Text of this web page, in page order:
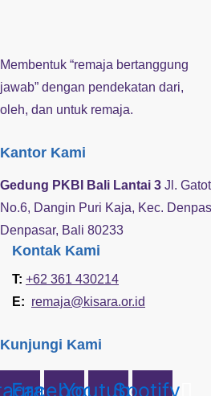
Membentuk “remaja bertanggung
jawab” dengan pendekatan dari,
oleh, dan untuk remaja.
Kantor Kami
Gedung PKBI Bali Lantai 3 Jl.
No.6, Dangin Puri Kaja, Kec.
Denpasar, Bali 80233
Kontak Kami
T: +62 361 430214
E: remaja@kisara.or.id
Kunjungi Kami
Facebook
YoutubeSpotify